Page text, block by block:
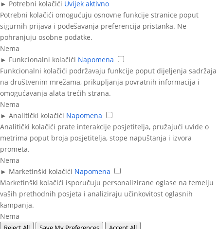
► Potrebni kolačići Uvijek aktivno
Potrebni kolačići omogućuju osnovne funkcije stranice poput
sigurnih prijava i podešavanja preferencija pristanka. Ne
pohranjuju osobne podatke.
Nema
► Funkcionalni kolačići Napomena
Funkcionalni kolačići podržavaju funkcije poput dijeljenja sadržaja
na društvenim mrežama, prikupljanja povratnih informacija i
omogućavanja alata trećih strana.
Nema
► Analitički kolačići Napomena
Analitički kolačići prate interakcije posjetitelja, pružajući uvide o
metrima poput broja posjetitelja, stope napuštanja i izvora
prometa.
Nema
► Marketinški kolačići Napomena
Marketinški kolačići isporučuju personalizirane oglase na temelju
vaših prethodnih posjeta i analiziraju učinkovitost oglasnih
kampanja.
Nema